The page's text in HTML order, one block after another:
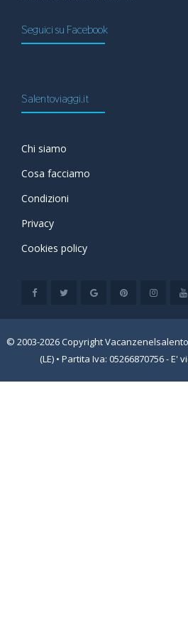
Seguici su Facebook
Salentoviaggi.it
Chi siamo
Cosa facciamo
Condizioni
Privacy
Cookies policy
© 2003-2026 Copyright
(LE) • Partita Iva: 05266870756 -